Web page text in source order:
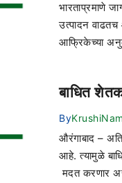
भारताप्रमाणे
उत्पादन वाढतच
आफ्रिकेच्या
बाधित
By
औरंगाबाद –
आहे. त्यामुळे
मदत करणार